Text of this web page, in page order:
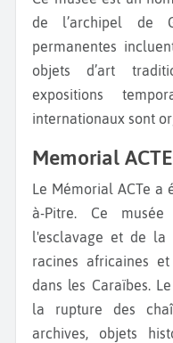
de l’archipel de
permanentes
objets d’art
expositions
internationaux sont
Memorial ACTE
Le Mémorial ACTe a été inauguré en 2015 à Pointe-
à-Pitre. Ce
l'esclavage et de la
racines africaines
dans les Caraïbes.
la rupture des
archives, objets